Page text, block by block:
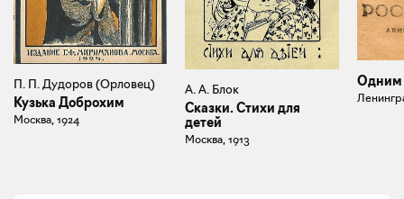
П. П. Дудоров (Орловец)
Кузька Доброхим
Москва, 1924
А. А. Блок
Сказки. Стихи для
детей
Москва, 1913
Одним